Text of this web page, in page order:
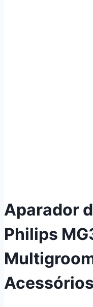
Aparador
Philips
Acessórios